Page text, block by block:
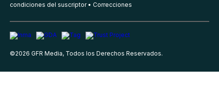
condiciones del suscriptor
Correcciones
©2026 GFR Media, Todos los Derechos Reservados.